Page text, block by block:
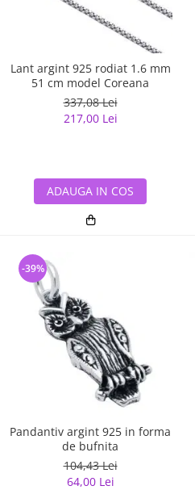
Lant argint 925 rodiat 1.6 mm
51 cm model Coreana
337,08 Lei
217,00 Lei
ADAUGA IN COS
Pandantiv argint 925 in forma
de bufnita
104,43 Lei
64,00 Lei
-39%